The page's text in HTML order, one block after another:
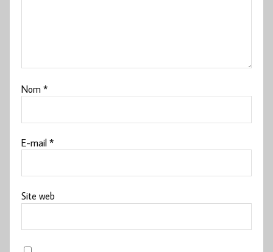
Nom*
E-mail*
Site web